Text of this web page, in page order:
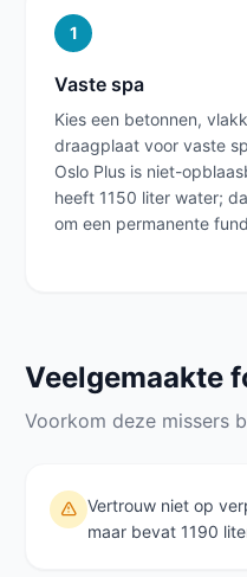
1
Vaste spa
Kies een betonnen,
draagplaat voor vaste
Oslo Plus is niet-
heeft 1150 liter water;
om een permanente
Veelgemaakte
Voorkom deze missers
Vertrouw niet op
maar bevat 1190